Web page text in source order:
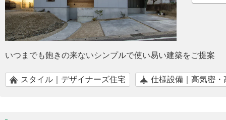
いつまでも飽きの来ないシンプルで使い易い建築をご提案
スタイル｜デザイナーズ住宅 仕様設備｜高気密・